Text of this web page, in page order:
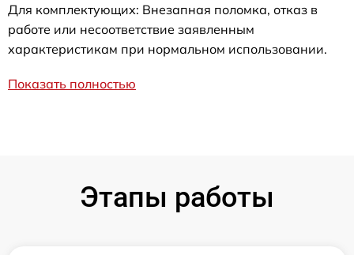
Для комплектующих: Внезапная поломка, отказ в
работе или несоответствие заявленным
характеристикам при нормальном использовании.
Показать полностью
Этапы работы